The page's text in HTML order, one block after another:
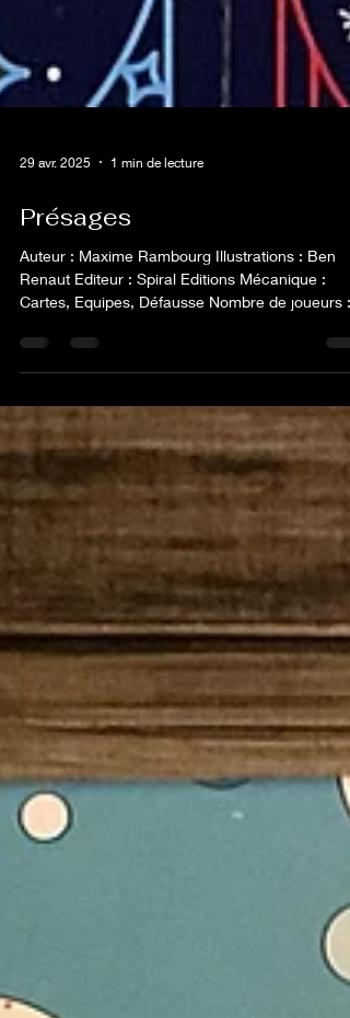
29 avr. 2025 1 min de lecture
Présages
Auteur : Maxime Rambourg Illustrations : Ben
4...